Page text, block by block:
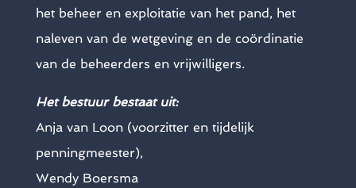
het beheer en exploitatie van het pand, het
naleven van de wetgeving en de coördinatie
van de beheerders en vrijwilligers.
Het bestuur bestaat uit:
Anja van Loon (voorzitter en tijdelijk
penningmeester),
Wendy Boersma